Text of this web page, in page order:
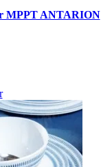
MPPT ANTARION